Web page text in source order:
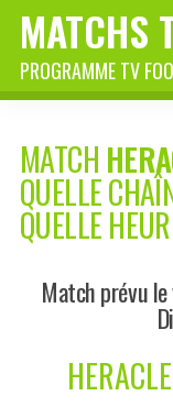
MATCHS
PROGRAMME TV
MATCH
QUELLE
QUELLE
Match prévu